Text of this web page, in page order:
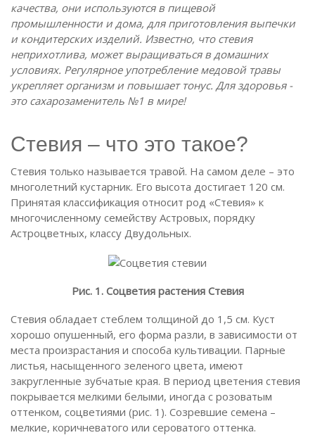
качества, они используются в пищевой
промышленности и дома, для приготовления выпечки
и кондитерских изделий. Известно, что стевия
неприхотлива, может выращиваться в домашних
условиях. Регулярное употребление медовой травы
укрепляет организм и повышает тонус. Для здоровья -
это сахарозаменитель №1 в мире!
Стевия – что это такое?
Стевия только называется травой. На самом деле – это
многолетний кустарник. Его высота достигает 120 см.
Принятая классификация относит род «Стевия» к
многочисленному семейству Астровых, порядку
Астроцветных, классу Двудольных.
Рис. 1. Соцветия растения Стевия
Стевия обладает стеблем толщиной до 1,5 см. Куст
хорошо опушенный, его форма разли, в зависимости от
места произрастания и способа культивации. Парные
листья, насыщенного зеленого цвета, имеют
закругленные зубчатые края. В период цветения стевия
покрывается мелкими белыми, иногда с розоватым
оттенком, соцветиями (рис. 1). Созревшие семена –
мелкие, коричневатого или сероватого оттенка.